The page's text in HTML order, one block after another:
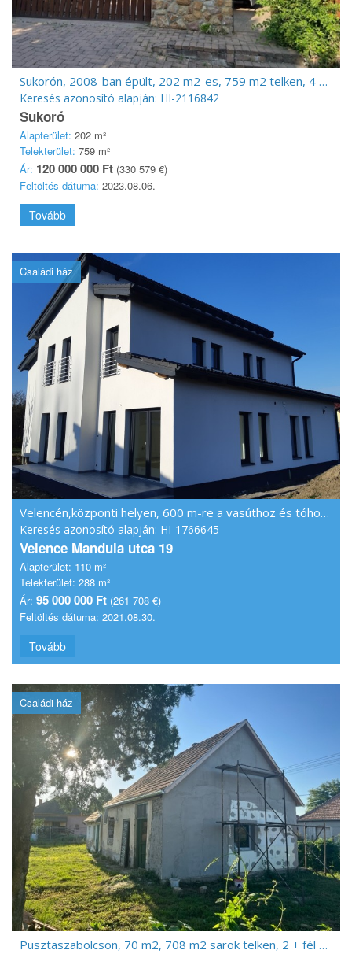
Sukorón, 2008-ban épült, 202 m2-es, 759 m2 telken, 4 szoba, nappalis
Keresés azonosító alapján: HI-2116842
Sukoró
Alapterület: 202 m²
Telekterület: 759 m²
Ár: 120 000 000 Ft (330 579 €)
Feltöltés dátuma: 2023.08.06.
Tovább
Családi ház
Velencén,központi helyen, 600 m-re a vasúthoz és tóhoz ,szép csendes
Keresés azonosító alapján: HI-1766645
Velence Mandula utca 19
Alapterület: 110 m²
Telekterület: 288 m²
Ár: 95 000 000 Ft (261 708 €)
Feltöltés dátuma: 2021.08.30.
Tovább
Családi ház
Pusztaszabolcson, 70 m2, 708 m2 sarok telken, 2 + fél szobás felújítandó